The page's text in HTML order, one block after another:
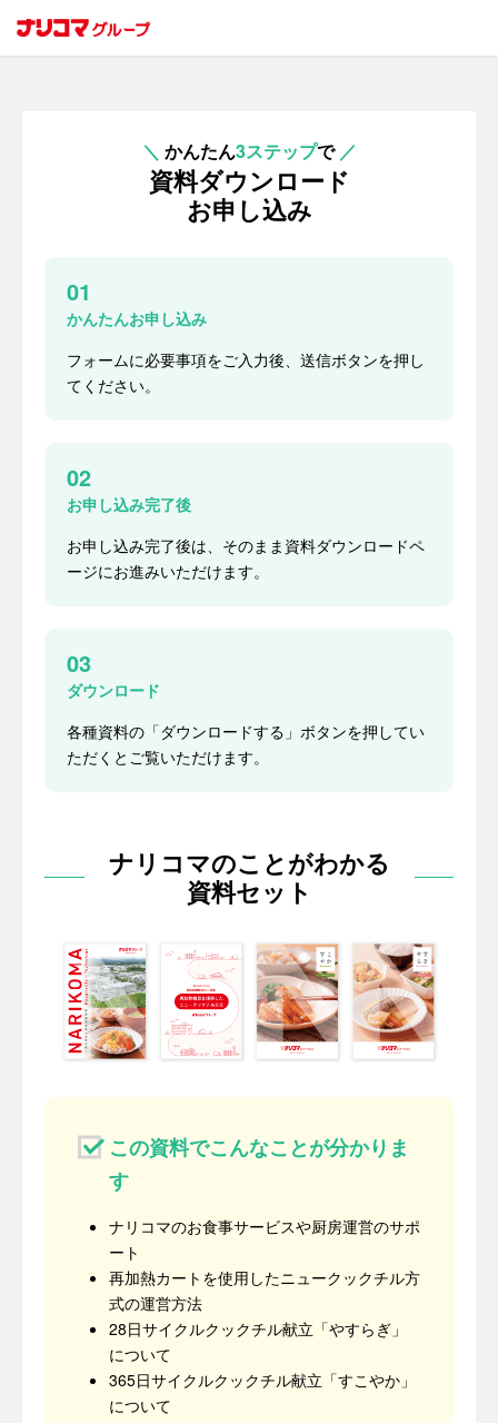
＼ かんたん3ステップで ／
資料ダウンロード
お申し込み
01
かんたんお申し込み
フォームに必要事項をご入力後、送信ボタンを押し
てください。
02
お申し込み完了後
お申し込み完了後は、そのまま資料ダウンロードペ
ージにお進みいただけます。
03
ダウンロード
各種資料の「ダウンロードする」ボタンを押してい
ただくとご覧いただけます。
ナリコマのことがわかる
資料セット
この資料でこんなことが分かりま
す
ナリコマのお食事サービスや厨房運営のサポ
ート
再加熱カートを使用したニュークックチル方
式の運営方法
28日サイクルクックチル献立「やすらぎ」
について
365日サイクルクックチル献立「すこやか」
について